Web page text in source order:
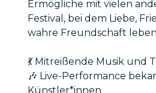
Ermögliche mit vielen
Festival, bei dem Liebe,
wahre Freundschaft
💃 Mitreißende Musik und
🎶 Live-Performance
Künstler*innen